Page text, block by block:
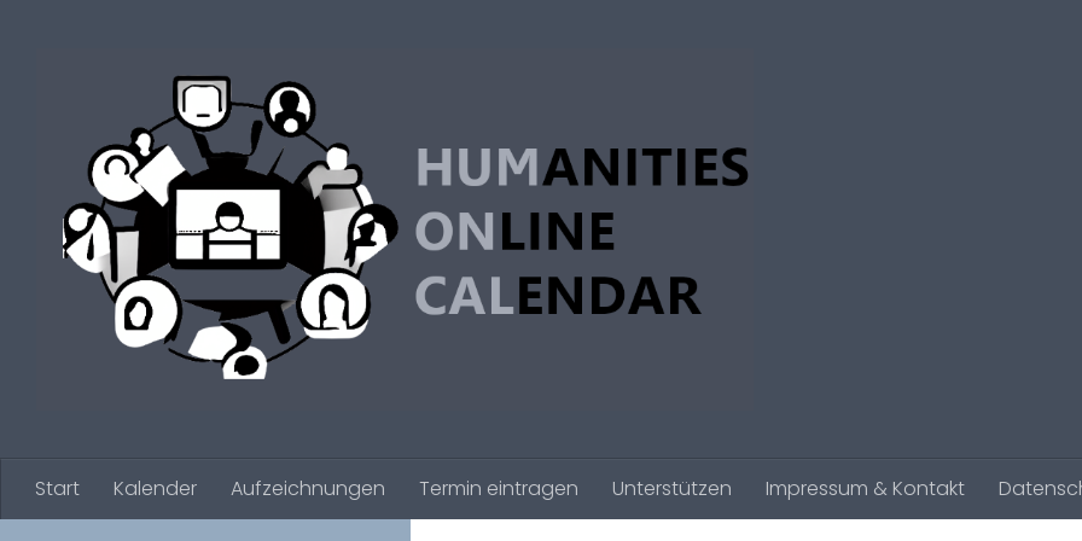
Start Kalender Aufzeichnungen Termin eintragen Unterstützen Impressum & Kontakt